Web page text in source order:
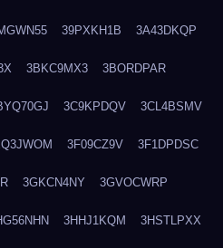
39PXKH1B 3A43DKQP
3BKC9MX3 3BORDPAR
3C9KPDQV 3CL4BSMV
3F09CZ9V 3F1DPDSC
3GKCN4NY 3GVOCWRP
3HHJ1KQM 3HSTLPXX